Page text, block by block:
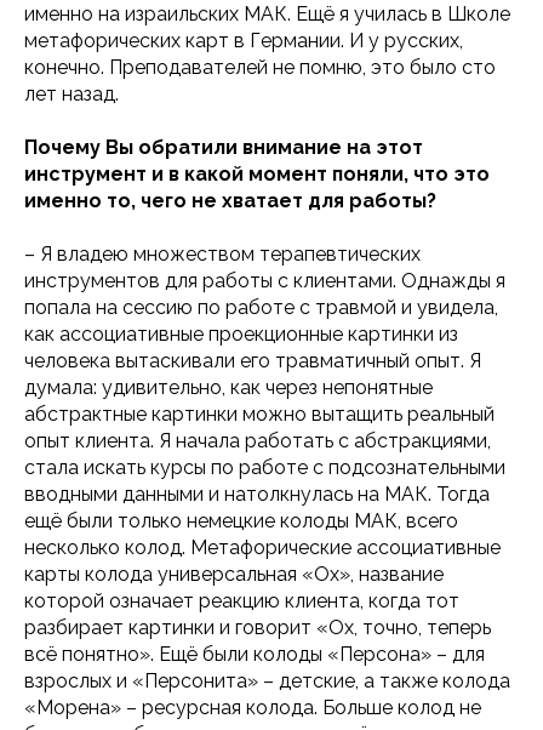
именно на израильских МАК. Ещё я училась в Школе
метафорических карт в Германии. И у русских,
конечно. Преподавателей не помню, это было сто
лет назад.
Почему Вы обратили внимание на этот
инструмент и в какой момент поняли, что это
именно то, чего не хватает для работы?
– Я владею множеством терапевтических
инструментов для работы с клиентами. Однажды я
попала на сессию по работе с травмой и увидела,
как ассоциативные проекционные картинки из
человека вытаскивали его травматичный опыт. Я
думала: удивительно, как через непонятные
абстрактные картинки можно вытащить реальный
опыт клиента. Я начала работать с абстракциями,
стала искать курсы по работе с подсознательными
вводными данными и натолкнулась на МАК. Тогда
ещё были только немецкие колоды МАК, всего
несколько колод. Метафорические ассоциативные
карты колода универсальная «Ох», название
которой означает реакцию клиента, когда тот
разбирает картинки и говорит «Ох, точно, теперь
всё понятно». Ещё были колоды «Персона» – для
взрослых и «Персонита» – детские, а также колода
«Морена» – ресурсная колода. Больше колод не